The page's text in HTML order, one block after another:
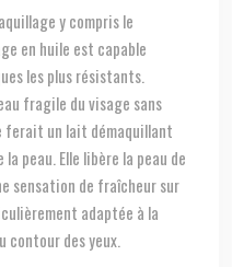
y compris le
en huile est capable
les plus résistants.
fragile du visage sans
ferait un lait démaquillant
peau. Elle libère la peau de
sensation de fraîcheur sur
adaptée à la
contour des yeux.